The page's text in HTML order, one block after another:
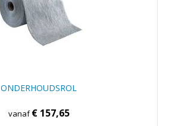
ONDERHOUDSROL
vanaf€ 157,65